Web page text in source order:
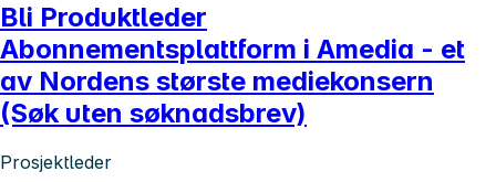
Bli Produktleder
Abonnementsplattform i Amedia - et
av Nordens største mediekonsern
(Søk uten søknadsbrev)
Prosjektleder